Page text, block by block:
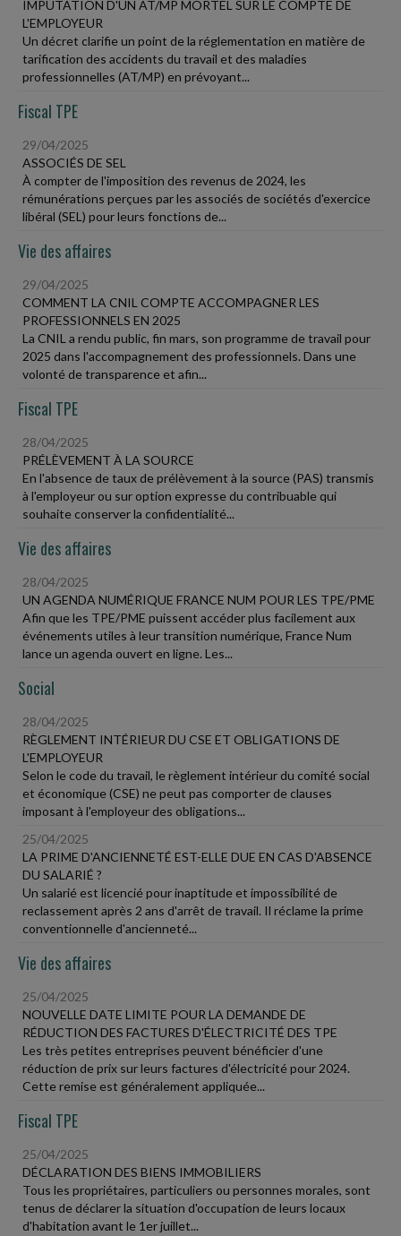
IMPUTATION D'UN AT/MP MORTEL SUR LE COMPTE DE
L'EMPLOYEUR
Un décret clarifie un point de la réglementation en matière de
tarification des accidents du travail et des maladies
professionnelles (AT/MP) en prévoyant...
Fiscal TPE
29/04/2025
ASSOCIÉS DE SEL
À compter de l'imposition des revenus de 2024, les
rémunérations perçues par les associés de sociétés d'exercice
libéral (SEL) pour leurs fonctions de...
Vie des affaires
29/04/2025
COMMENT LA CNIL COMPTE ACCOMPAGNER LES
PROFESSIONNELS EN 2025
La CNIL a rendu public, fin mars, son programme de travail pour
2025 dans l'accompagnement des professionnels. Dans une
volonté de transparence et afin...
Fiscal TPE
28/04/2025
PRÉLÈVEMENT À LA SOURCE
En l'absence de taux de prélèvement à la source (PAS) transmis
à l'employeur ou sur option expresse du contribuable qui
souhaite conserver la confidentialité...
Vie des affaires
28/04/2025
UN AGENDA NUMÉRIQUE FRANCE NUM POUR LES TPE/PME
Afin que les TPE/PME puissent accéder plus facilement aux
événements utiles à leur transition numérique, France Num
lance un agenda ouvert en ligne. Les...
Social
28/04/2025
RÈGLEMENT INTÉRIEUR DU CSE ET OBLIGATIONS DE
L'EMPLOYEUR
Selon le code du travail, le règlement intérieur du comité social
et économique (CSE) ne peut pas comporter de clauses
imposant à l'employeur des obligations...
25/04/2025
LA PRIME D'ANCIENNETÉ EST-ELLE DUE EN CAS D'ABSENCE
DU SALARIÉ ?
Un salarié est licencié pour inaptitude et impossibilité de
reclassement après 2 ans d'arrêt de travail. Il réclame la prime
conventionnelle d'ancienneté...
Vie des affaires
25/04/2025
NOUVELLE DATE LIMITE POUR LA DEMANDE DE
RÉDUCTION DES FACTURES D'ÉLECTRICITÉ DES TPE
Les très petites entreprises peuvent bénéficier d'une
réduction de prix sur leurs factures d'électricité pour 2024.
Cette remise est généralement appliquée...
Fiscal TPE
25/04/2025
DÉCLARATION DES BIENS IMMOBILIERS
Tous les propriétaires, particuliers ou personnes morales, sont
tenus de déclarer la situation d'occupation de leurs locaux
d'habitation avant le 1er juillet...